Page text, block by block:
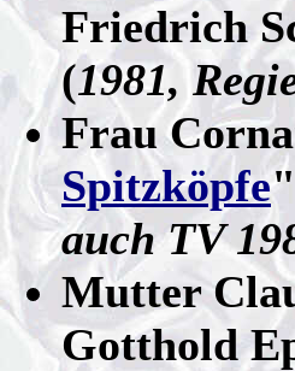
Friedrich
(1981,
Frau
Spitzköpfe
auch TV
Mutter
Gotthold